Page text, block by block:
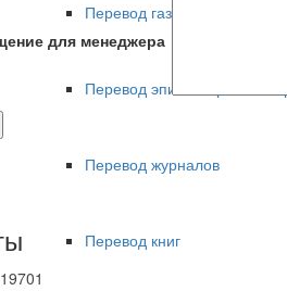
Перевод газет
Перевод эпистолярного
Перевод журналов
Перевод книг
для менеджера